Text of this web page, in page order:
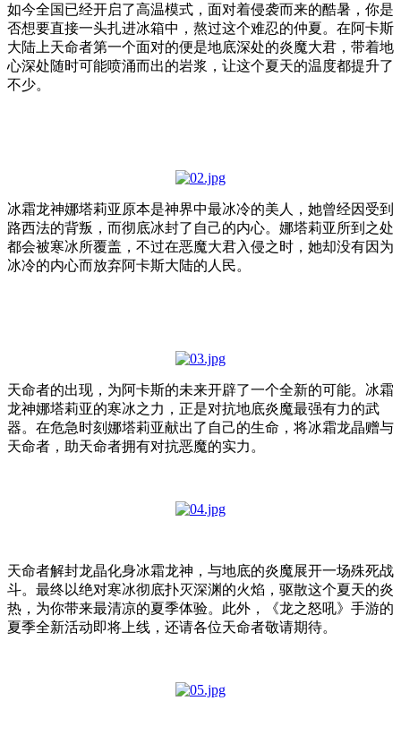
如今全国已经开启了高温模式，面对着侵袭而来的酷暑，你是
否想要直接一头扎进冰箱中，熬过这个难忍的仲夏。在阿卡斯
大陆上天命者第一个面对的便是地底深处的炎魔大君，带着地
心深处随时可能喷涌而出的岩浆，让这个夏天的温度都提升了
不少。
冰霜龙神娜塔莉亚原本是神界中最冰冷的美人，她曾经因受到
路西法的背叛，而彻底冰封了自己的内心。娜塔莉亚所到之处
都会被寒冰所覆盖，不过在恶魔大君入侵之时，她却没有因为
冰冷的内心而放弃阿卡斯大陆的人民。
天命者的出现，为阿卡斯的未来开辟了一个全新的可能。冰霜
龙神娜塔莉亚的寒冰之力，正是对抗地底炎魔最强有力的武
器。在危急时刻娜塔莉亚献出了自己的生命，将冰霜龙晶赠与
天命者，助天命者拥有对抗恶魔的实力。
天命者解封龙晶化身冰霜龙神，与地底的炎魔展开一场殊死战
斗。最终以绝对寒冰彻底扑灭深渊的火焰，驱散这个夏天的炎
热，为你带来最清凉的夏季体验。此外，《龙之怒吼》手游的
夏季全新活动即将上线，还请各位天命者敬请期待。